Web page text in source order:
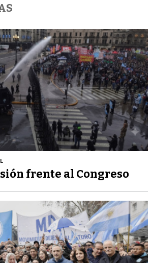
frente al Congreso